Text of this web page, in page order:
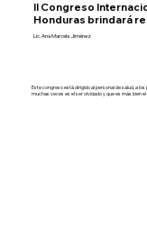
II Congreso
Honduras brindará
Lic. Ana Marcela Jiménez
Este congreso está dirigido al personal de salud, a
muchas veces es el ser olvidado y que es más bien